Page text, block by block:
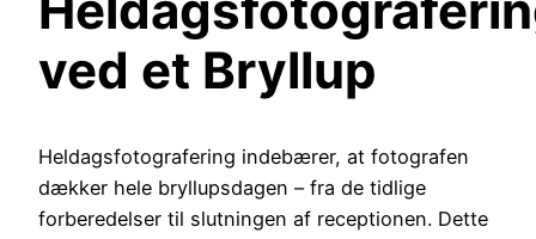
ved et Bryllup
Heldagsfotografering indebærer, at fotografen
dækker hele bryllupsdagen – fra de tidlige
forberedelser til slutningen af receptionen. Dette